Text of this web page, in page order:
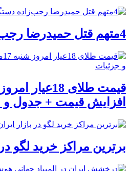
4متهم قتل حمیدرضا رجب‌زاده دستگیر شدند
افزایش قیمت + جدول و
برترین مراکز خرید لگو در